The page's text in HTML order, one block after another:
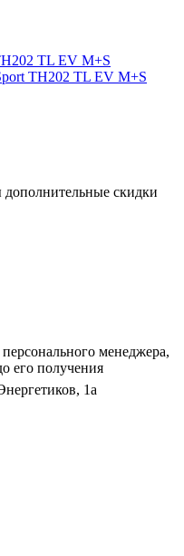
TH202 TL EV M+S
скидки
менеджера,
его получения
1а